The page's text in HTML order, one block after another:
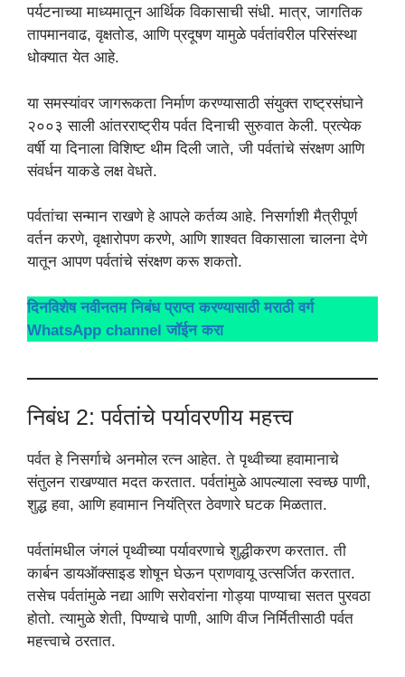
पर्यटनाच्या माध्यमातून आर्थिक विकासाची संधी. मात्र, जागतिक
तापमानवाढ, वृक्षतोड, आणि प्रदूषण यामुळे पर्वतांवरील परिसंस्था
धोक्यात येत आहे.
या समस्यांवर जागरूकता निर्माण करण्यासाठी संयुक्त राष्ट्रसंघाने
२००३ साली आंतरराष्ट्रीय पर्वत दिनाची सुरुवात केली. प्रत्येक
वर्षी या दिनाला विशिष्ट थीम दिली जाते, जी पर्वतांचे संरक्षण आणि
संवर्धन याकडे लक्ष वेधते.
पर्वतांचा सन्मान राखणे हे आपले कर्तव्य आहे. निसर्गाशी मैत्रीपूर्ण
वर्तन करणे, वृक्षारोपण करणे, आणि शाश्वत विकासाला चालना देणे
यातून आपण पर्वतांचे संरक्षण करू शकतो.
दिनविशेष नवीनतम निबंध प्राप्त करण्यासाठी मराठी वर्ग
WhatsApp channel जॉईन करा
निबंध 2: पर्वतांचे पर्यावरणीय महत्त्व
पर्वत हे निसर्गाचे अनमोल रत्न आहेत. ते पृथ्वीच्या हवामानाचे
संतुलन राखण्यात मदत करतात. पर्वतांमुळे आपल्याला स्वच्छ पाणी,
शुद्ध हवा, आणि हवामान नियंत्रित ठेवणारे घटक मिळतात.
पर्वतांमधील जंगलं पृथ्वीच्या पर्यावरणाचे शुद्धीकरण करतात. ती
कार्बन डायऑक्साइड शोषून घेऊन प्राणवायू उत्सर्जित करतात.
तसेच पर्वतांमुळे नद्या आणि सरोवरांना गोड्या पाण्याचा सतत पुरवठा
होतो. त्यामुळे शेती, पिण्याचे पाणी, आणि वीज निर्मितीसाठी पर्वत
महत्त्वाचे ठरतात.